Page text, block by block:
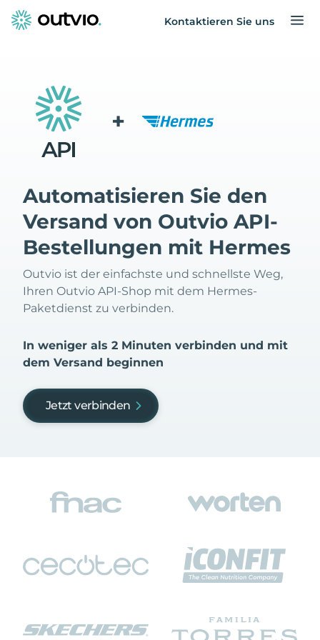
Kontaktieren Sie uns
+
Automatisieren Sie den
Versand von Outvio API-
Bestellungen mit Hermes
Outvio ist der einfachste und schnellste Weg,
Ihren Outvio API-Shop mit dem Hermes-
Paketdienst zu verbinden.
In weniger als 2 Minuten verbinden und mit
dem Versand beginnen
Jetzt verbinden